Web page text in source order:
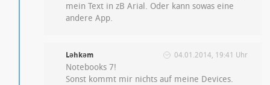
mein Text in zB Arial. Oder kann sowas eine
andere App.
Ləhkəm 04.01.2014, 19:41 Uhr
Notebooks 7!
Sonst kommt mir nichts auf meine Devices.